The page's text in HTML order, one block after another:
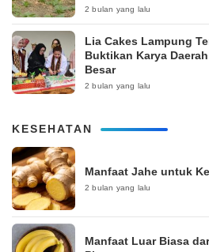
2 bulan yang lalu
Lia Cakes Lampung
Buktikan Karya
Besar
2 bulan yang lalu
KESEHATAN
Manfaat Jahe untuk
2 bulan yang lalu
Manfaat Luar Biasa